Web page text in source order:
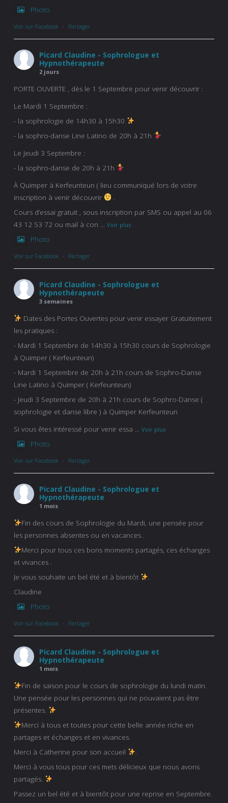
Photo
Voir sur Facebook · Partager
Picard Claudine - Sophrologue et
Hypnothérapeute
2 jours
PORTE OUVERTE , dès le 1 Septembre pour venir découvrir :
Le Mardi 1 Septembre :
- la sophrologie de 14h30 à 15h30
- la sophro-danse Line Latino de 20h à 21h
Le Jeudi 3 Septembre :
- la sophro-danse de 20h à 21h
À Quimper à Kerfeunteun ( lieu communiqué lors de votre
inscription à venir découvrir
Cours d’essai gratuit , sous inscription par SMS ou appel au 06
43 12 53 72 ou mail à con
Voir plus
Photo
Voir sur Facebook · Partager
Picard Claudine - Sophrologue et
Hypnothérapeute
3 semaines
Dates des Portes Ouvertes pour venir essayer Gratuitement
les pratiques :
- Mardi 1 Septembre de 14h30 à 15h30 cours de Sophrologie
à Quimper ( Kerfeunteun)
- Mardi 1 Septembre de 20h à 21h cours de Sophro-Danse
Line Latino à Quimper ( Kerfeunteun)
- Jeudi 3 Septembre de 20h à 21h cours de Sophro-Danse (
sophrologie et danse libre ) à Quimper Kerfeunteun
Si vous êtes intéressé pour venir essa
Voir plus
Photo
Voir sur Facebook · Partager
Picard Claudine - Sophrologue et
Hypnothérapeute
1 mois
Fin des cours de Sophrologie du Mardi, une pensée pour
les personnes absentes ou en vacances .
Merci pour tous ces bons moments partagés, ces échanges
et vivances .
Je vous souhaite un bel été et à bientôt
Claudine
Photo
Voir sur Facebook · Partager
Picard Claudine - Sophrologue et
Hypnothérapeute
1 mois
Fin de saison pour le cours de sophrologie du lundi matin.
Une pensée pour les personnes qui ne pouvaient pas être
présentes.
Merci à tous et toutes pour cette belle année riche en
partages et échanges et en vivances.
Merci à Catherine pour son accueil
Merci à vous tous pour ces mets délicieux que nous avons
partagés.
Passez un bel été et à bientôt pour une reprise en Septembre.